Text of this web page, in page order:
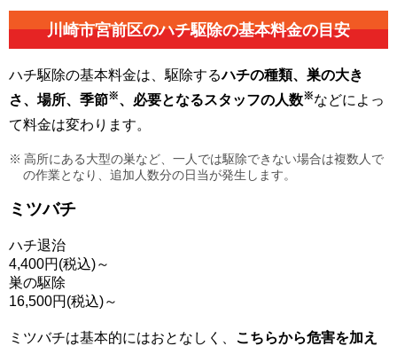
川崎市宮前区のハチ駆除の基本料金の目安
ハチ駆除の基本料金は、駆除するハチの種類、巣の大き
さ、場所、季節※、必要となるスタッフの人数※などによっ
て料金は変わります。
高所にある大型の巣など、一人では駆除できない場合は複数人で
の作業となり、追加人数分の日当が発生します。
ミツバチ
ハチ退治
4,400円(税込)～
巣の駆除
16,500円(税込)～
ミツバチは基本的にはおとなしく、 こちらから危害を加え